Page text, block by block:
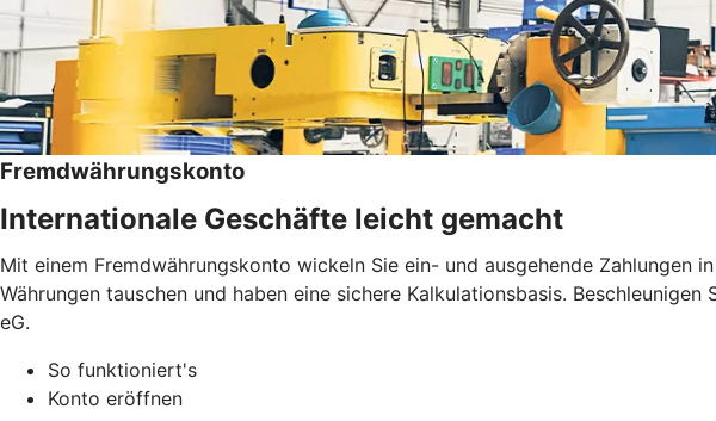
Fremdwährungskonto
Internationale Geschäfte leicht gemacht
Mit einem Fremdwährungskonto wickeln Sie ein- und ausgehende Zahlungen
Währungen tauschen und haben eine sichere Kalkulationsbasis.
eG.
So funktioniert's
Konto eröffnen